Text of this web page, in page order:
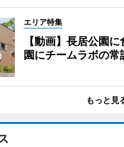
エリア特集
【動画】長居公園
園にチームラボの常
もっと見